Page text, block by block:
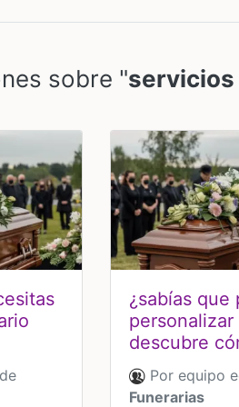
sobre "
¿sabías que
descubre
Por equipo
Funerarias